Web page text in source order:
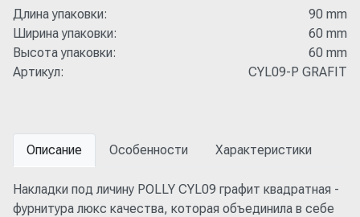
Длина упаковки:
90 mm
Ширина упаковки:
60 mm
Высота упаковки:
60 mm
Артикул:
CYL09-P GRAFIT
Описание Особенности Характеристики
Накладки под личину POLLY CYL09 графит квадратная -
фурнитура люкс качества, которая объединила в себе